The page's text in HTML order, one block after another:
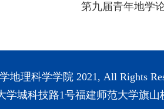
第九届青年地学
地理科学学院 2021, All Rights
城科技路1号福建师范大学旗山